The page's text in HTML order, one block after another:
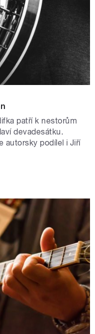
patří k nestorům
devadesátku.
autorsky podílel i Jiří